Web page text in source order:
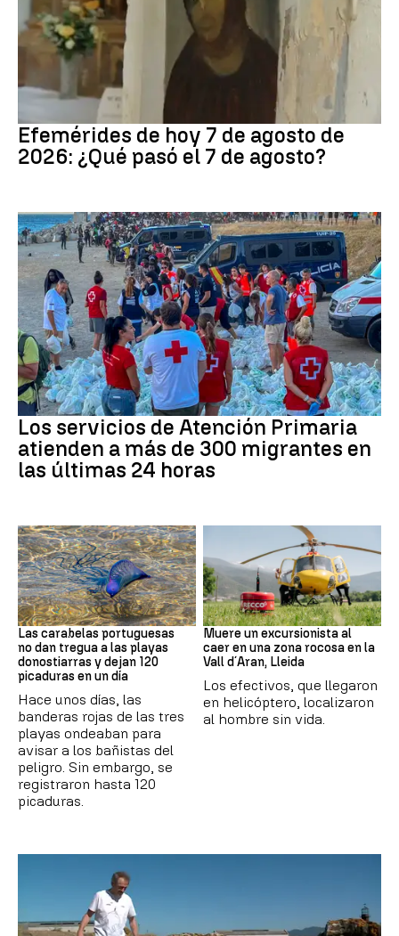
Efemérides de hoy 7 de agosto de
2026: ¿Qué pasó el 7 de agosto?
Crisis migratoria
Los servicios de Atención Primaria
atienden a más de 300 migrantes en
las últimas 24 horas
PAÍS VASCO
Las carabelas portuguesas
no dan tregua a las playas
donostiarras y dejan 120
picaduras en un día
Hace unos días, las
banderas rojas de las tres
playas ondeaban para
avisar a los bañistas del
peligro. Sin embargo, se
registraron hasta 120
picaduras.
Cataluña
Muere un excursionista al
caer en una zona rocosa en la
Vall d´Aran, Lleida
Los efectivos, que llegaron
en helicóptero, localizaron
al hombre sin vida.